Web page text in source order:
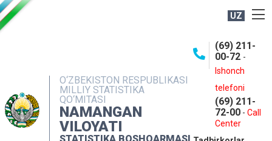
UZ
O‘ZBEKISTON RESPUBLIKASI
MILLIY STATISTIKA
QO‘MITASI
NAMANGAN
VILOYATI
STATISTIKA BOSHQARMASI
(69) 211-
00-72 -
Ishonch
telefoni
(69) 211-
72-00 - Call
Center
NASHRLAR
INTERAKTIV XIZMATLAR
MATBUOT XIZMATI